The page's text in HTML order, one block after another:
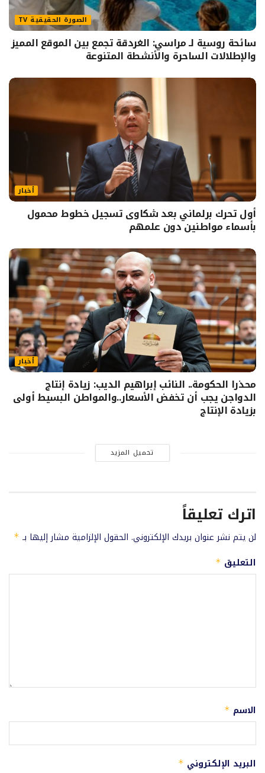
الصورة الحقيقية TV
سائحة روسية لـ مراسي: الغردقة تجمع بين الموقع المميز
والإطلالات الساحرة والأنشطة المتنوعة
أخبار
أول تحرك برلماني بعد شكاوى تسجيل خطوط محمول
بأسماء مواطنين دون علمهم
أخبار
محذرا الحكومة.. النائب إبراهيم الديب: زيادة إنتاج
الدواجن يجب أن تخفض الأسعار..والمواطن البسيط أولى
بزيادة الإنتاج
تحميل المزيد
اترك تعليقاً
لن يتم نشر عنوان بريدك الإلكتروني. الحقول الإلزامية مشار إليها بـ *
التعليق *
الاسم *
البريد الإلكتروني *